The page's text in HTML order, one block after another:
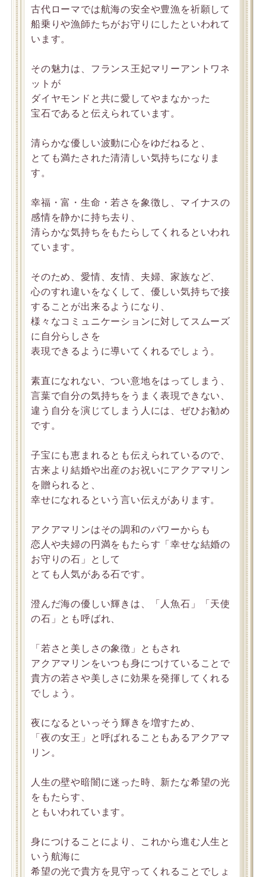
古代ローマでは航海の安全や豊漁を祈願して
船乗りや漁師たちがお守りにしたといわれて
います。
その魅力は、フランス王妃マリーアントワネ
ットが
ダイヤモンドと共に愛してやまなかった
宝石であると伝えられています。
清らかな優しい波動に心をゆだねると、
とても満たされた清清しい気持ちになりま
す。
幸福・富・生命・若さを象徴し、マイナスの
感情を静かに持ち去り、
清らかな気持ちをもたらしてくれるといわれ
ています。
そのため、愛情、友情、夫婦、家族など、
心のすれ違いをなくして、優しい気持ちで接
することが出来るようになり、
様々なコミュニケーションに対してスムーズ
に自分らしさを
表現できるように導いてくれるでしょう。
素直になれない、つい意地をはってしまう、
言葉で自分の気持ちをうまく表現できない、
違う自分を演じてしまう人には、ぜひお勧め
です。
子宝にも恵まれるとも伝えられているので、
古来より結婚や出産のお祝いにアクアマリン
を贈られると、
幸せになれるという言い伝えがあります。
アクアマリンはその調和のパワーからも
恋人や夫婦の円満をもたらす「幸せな結婚の
お守りの石」として
とても人気がある石です。
澄んだ海の優しい輝きは、「人魚石」「天使
の石」とも呼ばれ、
「若さと美しさの象徴」ともされ
アクアマリンをいつも身につけていることで
貴方の若さや美しさに効果を発揮してくれる
でしょう。
夜になるといっそう輝きを増すため、
「夜の女王」と呼ばれることもあるアクアマ
リン。
人生の壁や暗闇に迷った時、新たな希望の光
をもたらす、
ともいわれています。
身につけることにより、これから進む人生と
いう航海に
希望の光で貴方を見守ってくれることでしょ